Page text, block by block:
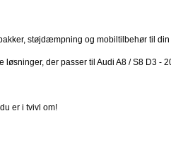
støjdæmpning og mobiltilbehør til din
der passer til Audi A8 / S8 D3 -
er i tvivl om!